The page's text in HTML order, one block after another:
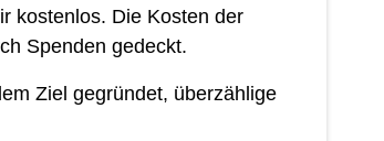
kostenlos. Die Kosten der
Spenden gedeckt.
Ziel gegründet, überzählige